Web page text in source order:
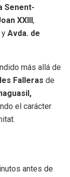
Senent-
XXIII ,
y Avda. de
más allá de
Falleras de
el carácter
antes de